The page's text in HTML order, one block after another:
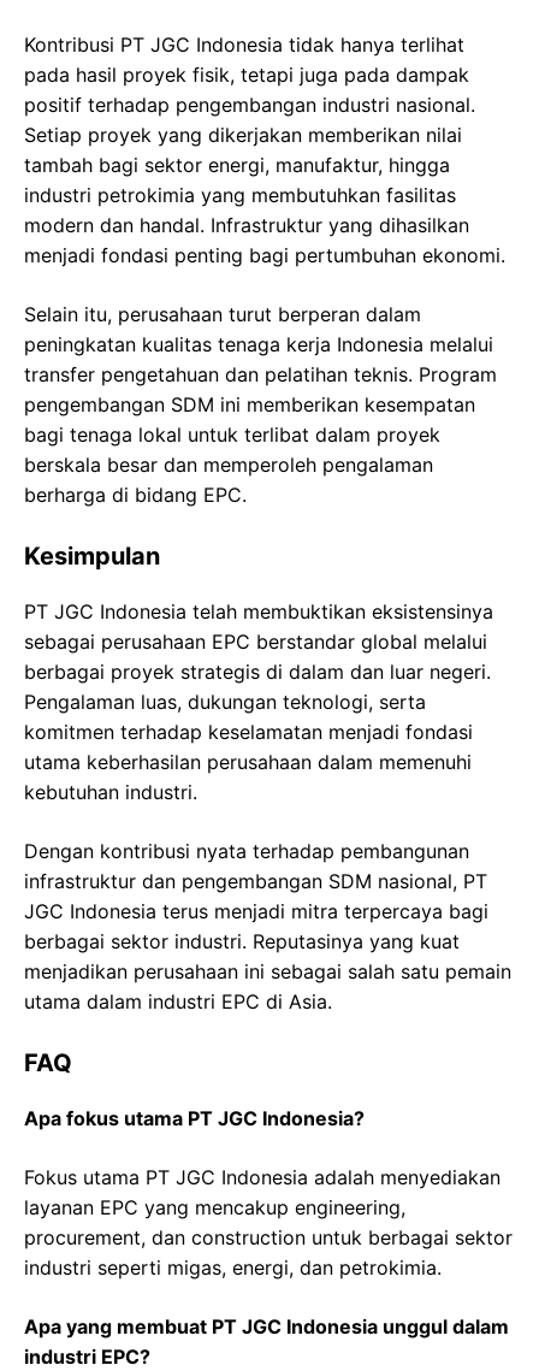
Kontribusi PT JGC Indonesia tidak hanya terlihat
pada hasil proyek fisik, tetapi juga pada dampak
positif terhadap pengembangan industri nasional.
Setiap proyek yang dikerjakan memberikan nilai
tambah bagi sektor energi, manufaktur, hingga
industri petrokimia yang membutuhkan fasilitas
modern dan handal. Infrastruktur yang dihasilkan
menjadi fondasi penting bagi pertumbuhan ekonomi.
Selain itu, perusahaan turut berperan dalam
peningkatan kualitas tenaga kerja Indonesia melalui
transfer pengetahuan dan pelatihan teknis. Program
pengembangan SDM ini memberikan kesempatan
bagi tenaga lokal untuk terlibat dalam proyek
berskala besar dan memperoleh pengalaman
berharga di bidang EPC.
Kesimpulan
PT JGC Indonesia telah membuktikan eksistensinya
sebagai perusahaan EPC berstandar global melalui
berbagai proyek strategis di dalam dan luar negeri.
Pengalaman luas, dukungan teknologi, serta
komitmen terhadap keselamatan menjadi fondasi
utama keberhasilan perusahaan dalam memenuhi
kebutuhan industri.
Dengan kontribusi nyata terhadap pembangunan
infrastruktur dan pengembangan SDM nasional, PT
JGC Indonesia terus menjadi mitra terpercaya bagi
berbagai sektor industri. Reputasinya yang kuat
menjadikan perusahaan ini sebagai salah satu pemain
utama dalam industri EPC di Asia.
FAQ
Apa fokus utama PT JGC Indonesia?
Fokus utama PT JGC Indonesia adalah menyediakan
layanan EPC yang mencakup engineering,
procurement, dan construction untuk berbagai sektor
industri seperti migas, energi, dan petrokimia.
Apa yang membuat PT JGC Indonesia unggul dalam
industri EPC?